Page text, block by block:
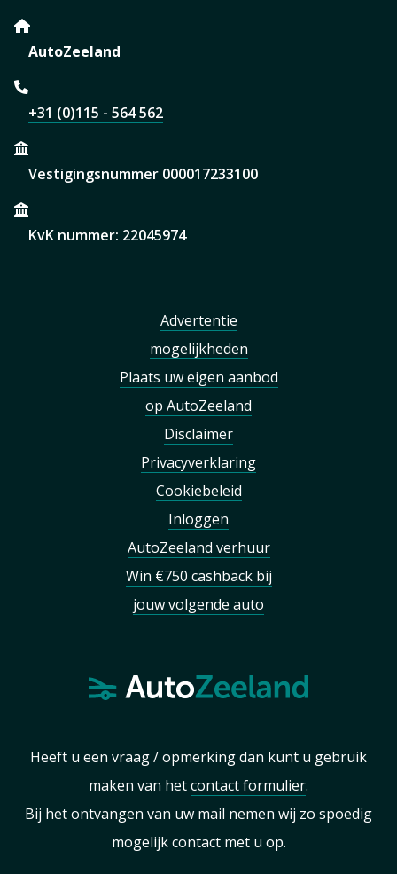
AutoZeeland
+31 (0)115 - 564 562
Vestigingsnummer 000017233100
KvK nummer: 22045974
Advertentie
mogelijkheden
Plaats uw eigen aanbod
op AutoZeeland
Disclaimer
Privacyverklaring
Cookiebeleid
Inloggen
AutoZeeland verhuur
Win €750 cashback bij
jouw volgende auto
Heeft u een vraag / opmerking dan kunt u gebruik
maken van hetcontact formulier.
Bij het ontvangen van uw mail nemen wij zo spoedig
mogelijk contact met u op.